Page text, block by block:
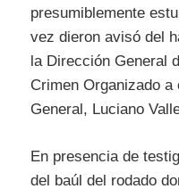
presumiblemente
vez dieron avisó del
la Dirección General
Crimen Organizado
General, Luciano
En presencia de
del baúl del rodado